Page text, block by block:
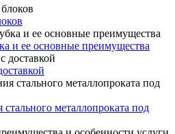
и ее основные преимущества
металлопроката под